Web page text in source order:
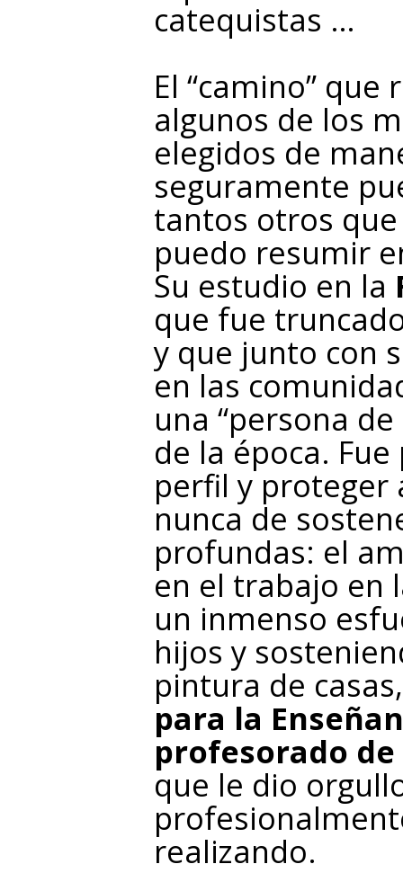
catequistas …
El “camino”
algunos de los
elegidos de
seguramente
tantos otros
puedo resumir
Su estudio en la
que fue
y que junto con
en las
una “persona
de la época.
perfil y proteger
nunca de
profundas: el
en el trabajo en
un inmenso
hijos y
pintura de
para la
profesorado de
que le dio
realizando.